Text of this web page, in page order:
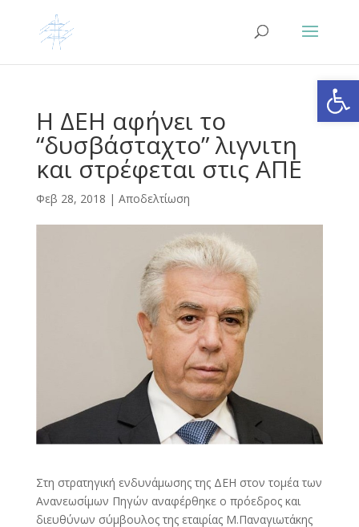
Η ΔΕΗ αφήνει το
“δυσβάσταχτο” λιγνιτη
και στρέφεται στις ΑΠΕ
Φεβ 28, 2018 | Αποδελτίωση
Στη στρατηγική ενδυνάμωσης της ΔΕΗ στον τομέα των
Ανανεωσίμων Πηγών αναφέρθηκε ο πρόεδρος και
διευθύνων σύμβουλος της εταιρίας Μ.Παναγιωτάκης